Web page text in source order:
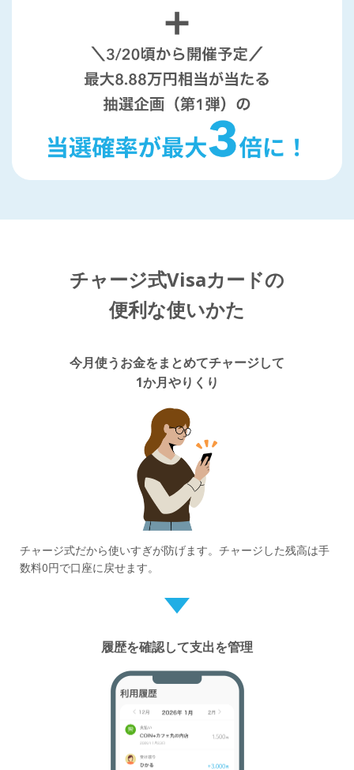
チャージ式Visaカードの
便利な使いかた
今月使うお金をまとめてチャージして
1か月やりくり
チャージ式だから使いすぎが防げます。チャージした残高は手
数料0円で口座に戻せます。
履歴を確認して支出を管理